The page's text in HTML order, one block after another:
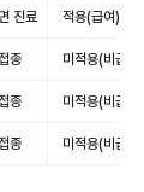
진료 적용(급여)
종 미적용(비급여)
종 미적용(비급여)
종 미적용(비급여)